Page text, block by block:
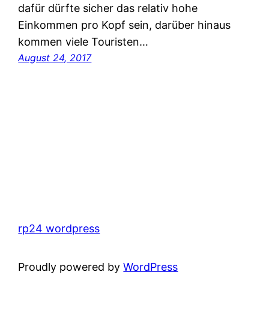
dafür dürfte sicher das relativ hohe
Einkommen pro Kopf sein, darüber hinaus
kommen viele Touristen…
August 24, 2017
rp24 wordpress
Proudly powered byWordPress